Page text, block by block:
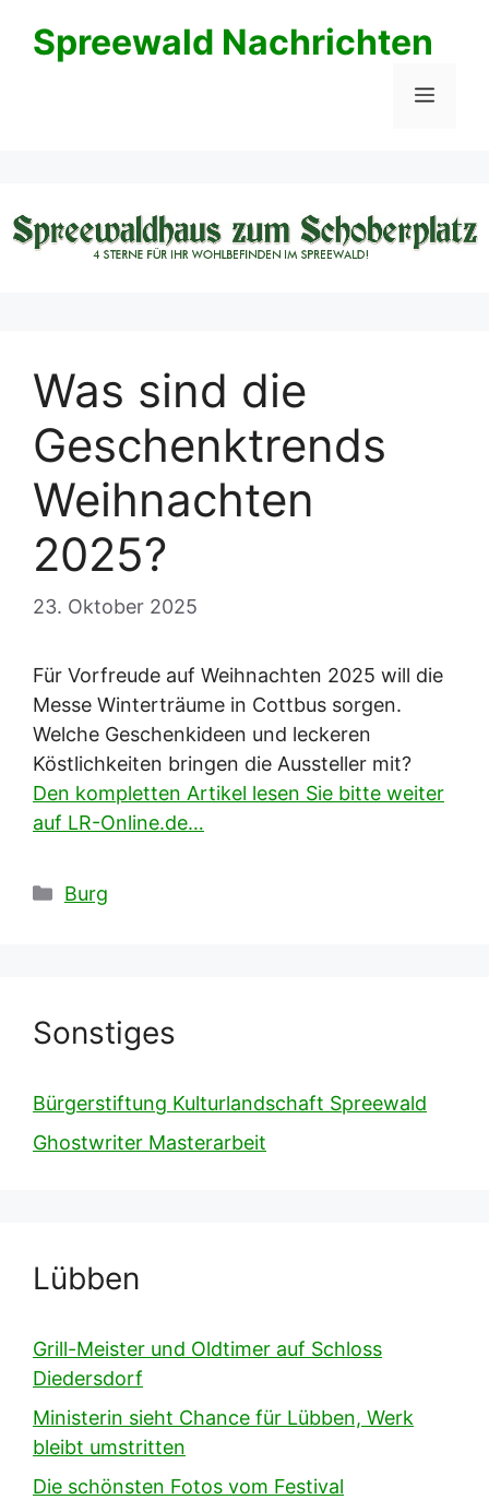
InhaltSpreewald Nachrichten
Menü
Was sind die
Geschenktrends
Weihnachten
2025?
23. Oktober 2025
Für Vorfreude auf Weihnachten 2025 will die
Messe Winterträume in Cottbus sorgen.
Welche Geschenkideen und leckeren
Köstlichkeiten bringen die Aussteller mit?
Den kompletten Artikel lesen Sie bitte weiter
auf LR-Online.de…
Kategorien
Burg
Sonstiges
Bürgerstiftung Kulturlandschaft Spreewald
Ghostwriter Masterarbeit
Lübben
Grill-Meister und Oldtimer auf Schloss
Diedersdorf
Ministerin sieht Chance für Lübben, Werk
bleibt umstritten
Die schönsten Fotos vom Festival